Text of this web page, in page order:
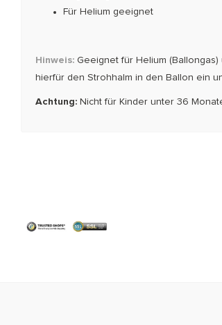
Für Helium geeignet
Hinweis: Geeignet für Helium
hierfür den Strohhalm in den Bal­lon ein
Achtung: Nicht für Kinder unter 36